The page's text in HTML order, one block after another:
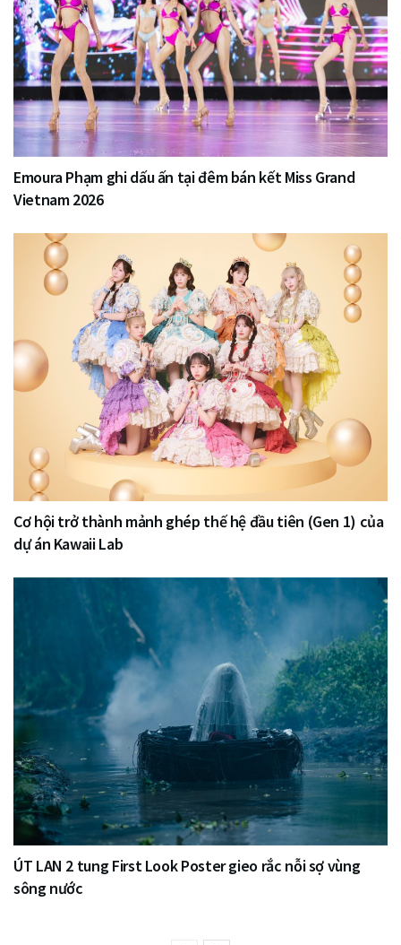
Emoura Phạm ghi dấu ấn tại đêm bán kết Miss Grand
Vietnam 2026
Cơ hội trở thành mảnh ghép thế hệ đầu tiên (Gen 1) của
dự án Kawaii Lab
ÚT LAN 2 tung First Look Poster gieo rắc nỗi sợ vùng
sông nước